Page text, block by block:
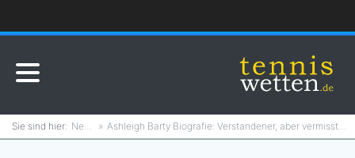
News Ashleigh Barty Biografie: Verstandener, aber vermisster Star